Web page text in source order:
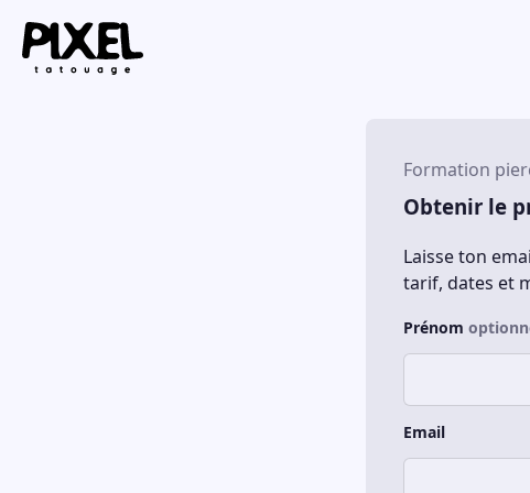
Formation
Obtenir le
Laisse ton
tarif, dates et
Prénom
Email